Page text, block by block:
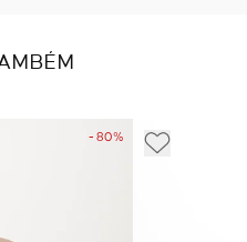
- 80%